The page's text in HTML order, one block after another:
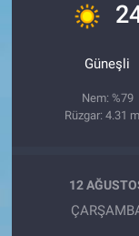
Güneşli
Nem: %79
Rüzgar: 4.31
12